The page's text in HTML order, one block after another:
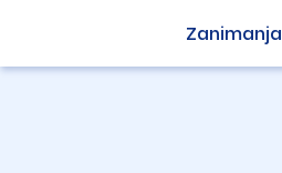
Zanimanja